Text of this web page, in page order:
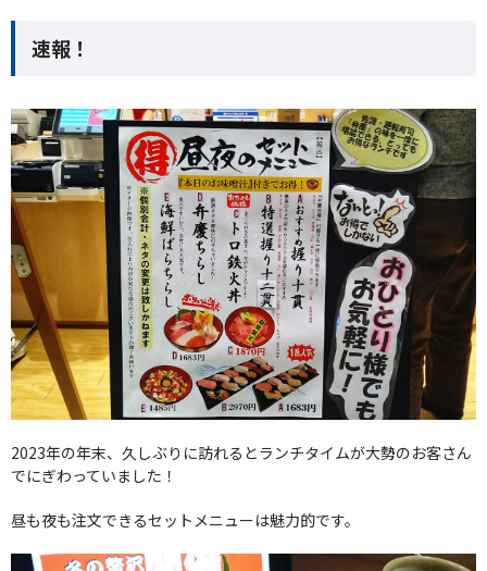
速報！
2023年の年末、久しぶりに訪れるとランチタイムが大勢のお客さん
でにぎわっていました！
昼も夜も注文できるセットメニューは魅力的です。